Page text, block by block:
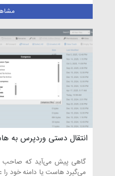
انتقال دستی وردپرس به
طریق cPanel
گاهی پیش می‌آید که صاحب
می‌گیرد هاست یا دامنه خود